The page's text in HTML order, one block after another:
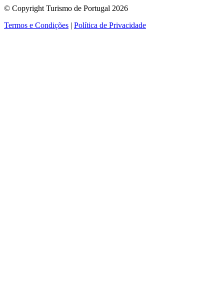
© Copyright Turismo de Portugal 2026
Termos e Condições | Política de Privacidade